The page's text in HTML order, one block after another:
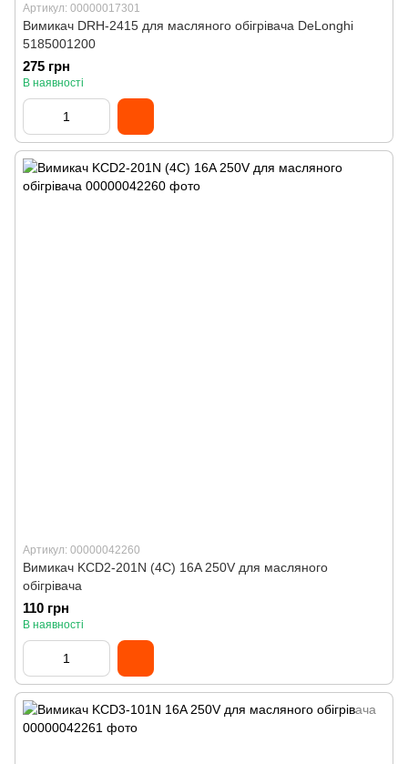
Артикул: 00000017301
Вимикач DRH-2415 для масляного обігрівача DeLonghi
5185001200
275 грн
В наявності
Артикул: 00000042260
Вимикач KCD2-201N (4C) 16A 250V для масляного
обігрівача
110 грн
В наявності